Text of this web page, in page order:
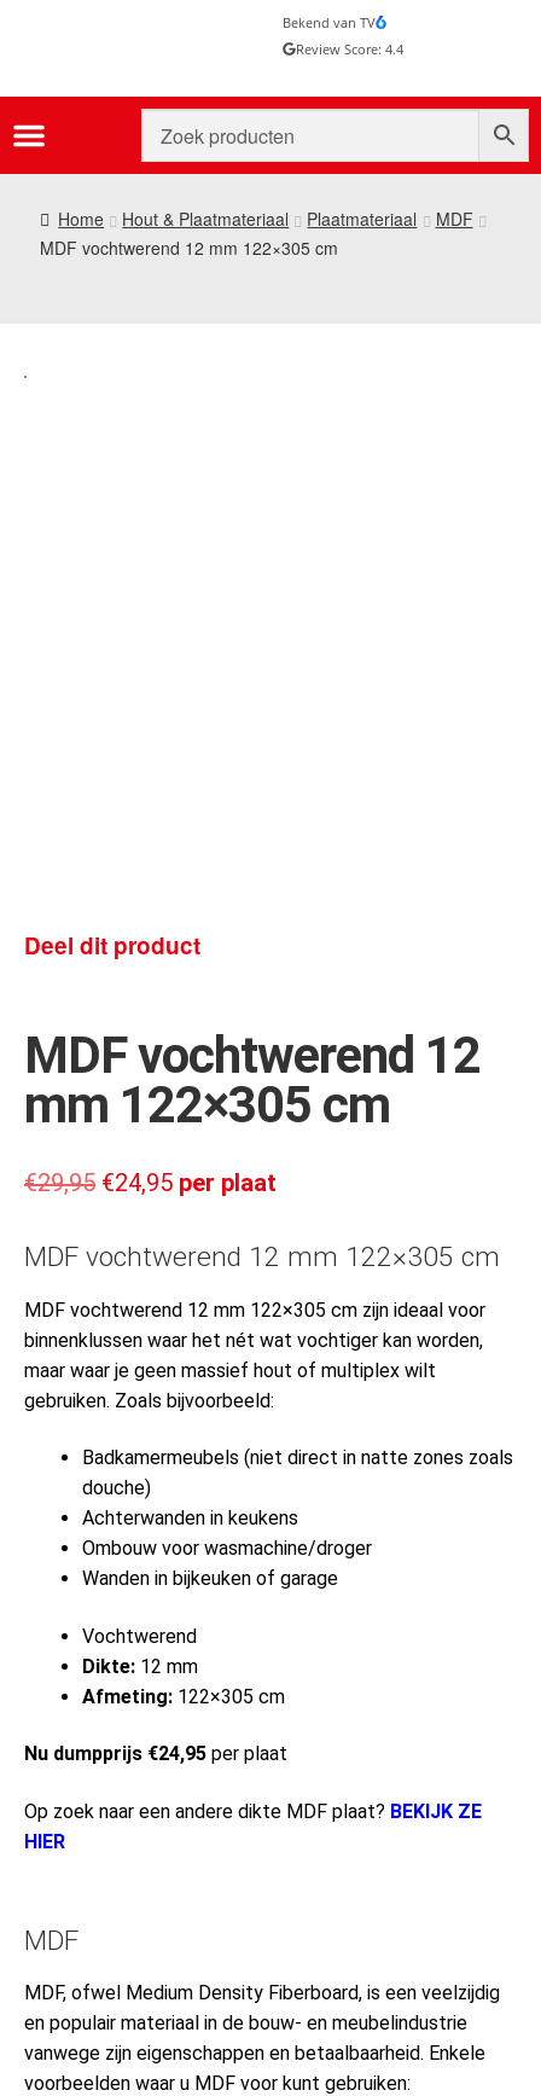
Bekend van TV
Review Score: 4.4
Home Hout & Plaatmateriaal Plaatmateriaal
MDF
MDF vochtwerend 12 mm 122×305 cm
Deel dit product
MDF vochtwerend 12
mm 122×305 cm
€29,95 €24,95 per plaat
MDF vochtwerend 12 mm 122×305 cm
MDF vochtwerend 12 mm 122×305 cm zijn ideaal voor
binnenklussen waar het nét wat vochtiger kan worden,
maar waar je geen massief hout of multiplex wilt
gebruiken. Zoals bijvoorbeeld:
Badkamermeubels (niet direct in natte zones zoals
douche)
Achterwanden in keukens
Ombouw voor wasmachine/droger
Wanden in bijkeuken of garage
Vochtwerend
Dikte: 12 mm
Afmeting: 122×305 cm
Nu dumpprijs €24,95 per plaat
Op zoek naar een andere dikte MDF plaat? BEKIJK ZE
HIER
MDF
MDF, ofwel Medium Density Fiberboard, is een veelzijdig
en populair materiaal in de bouw- en meubelindustrie
vanwege zijn eigenschappen en betaalbaarheid. Enkele
voorbeelden waar u MDF voor kunt gebruiken: